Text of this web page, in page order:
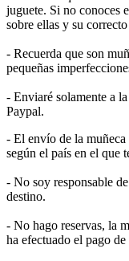
juguete. Si no conoces
sobre ellas y su
- Recuerda que son
pequeñas
- Enviaré solamente a
Paypal.
- El envío de la
según el país en el que
- No soy responsable
destino.
- No hago reservas, la
ha efectuado el pago de